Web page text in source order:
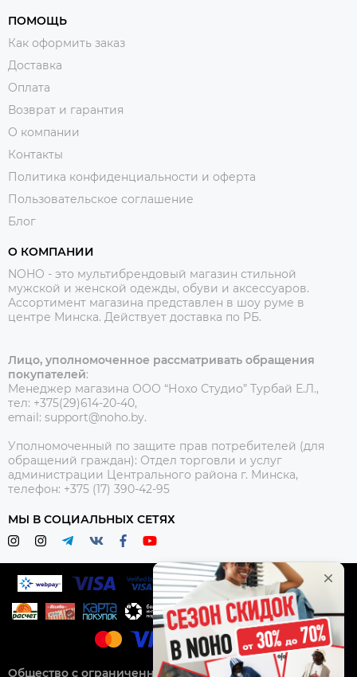
ПОМОЩЬ
Как оформить заказ
Доставка
Оплата
Возврат и гарантия
О компании
Контакты
Политика конфиденциальности и оферта
Пользовательское соглашение
Блог
О КОМПАНИИ
NOHO - это мультибрендовый магазин стильной
мужской и женской одежды, обуви и аксессуаров.
Ассортимент магазина представлен в шоу руме в
центре Минска. Действует доставка по РБ.
Лицо, уполномоченное рассматривать обращения
покупателей:
Менеджер магазина ООО “Нохо Студио” Турбай Е.Л.,
тел: +375(29)614-20-40,
email: support@noho.by.
Уполномоченный по защите прав потребителей (для
обращений граждан): Отдел торговли и услуг
администрации Центрального района г. Минска,
телефон: +375 (17) 390-42-95
МЫ В СОЦИАЛЬНЫХ СЕТЯХ
Общество с ограниченной ответственностью “Нохо